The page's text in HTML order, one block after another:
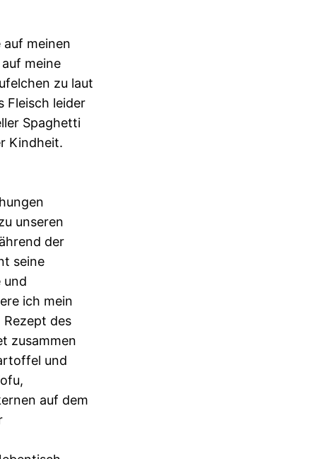
meinen
meine
zu laut
Fleisch leider
Spaghetti
Kindheit.
unseren
der
seine
und
ich mein
des
zusammen
und
auf dem